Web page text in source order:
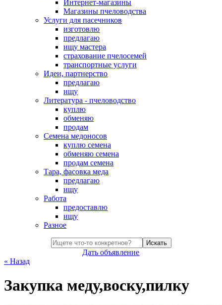
Интернет-магазины
Магазины пчеловодства
Услуги для пасечников
изготовлю
предлагаю
ищу мастера
страхование пчелосемей
транспортные услуги
Идеи, партнерство
предлагаю
ищу
Литература - пчеловодство
куплю
обменяю
продам
Семена медоносов
куплю семена
обменяю семена
продам семена
Тара, фасовка меда
предлагаю
ищу
Работа
предоставлю
ищу
Разное
Искать
Дать объявление
« Назад
Закупка меду,воску,пилку